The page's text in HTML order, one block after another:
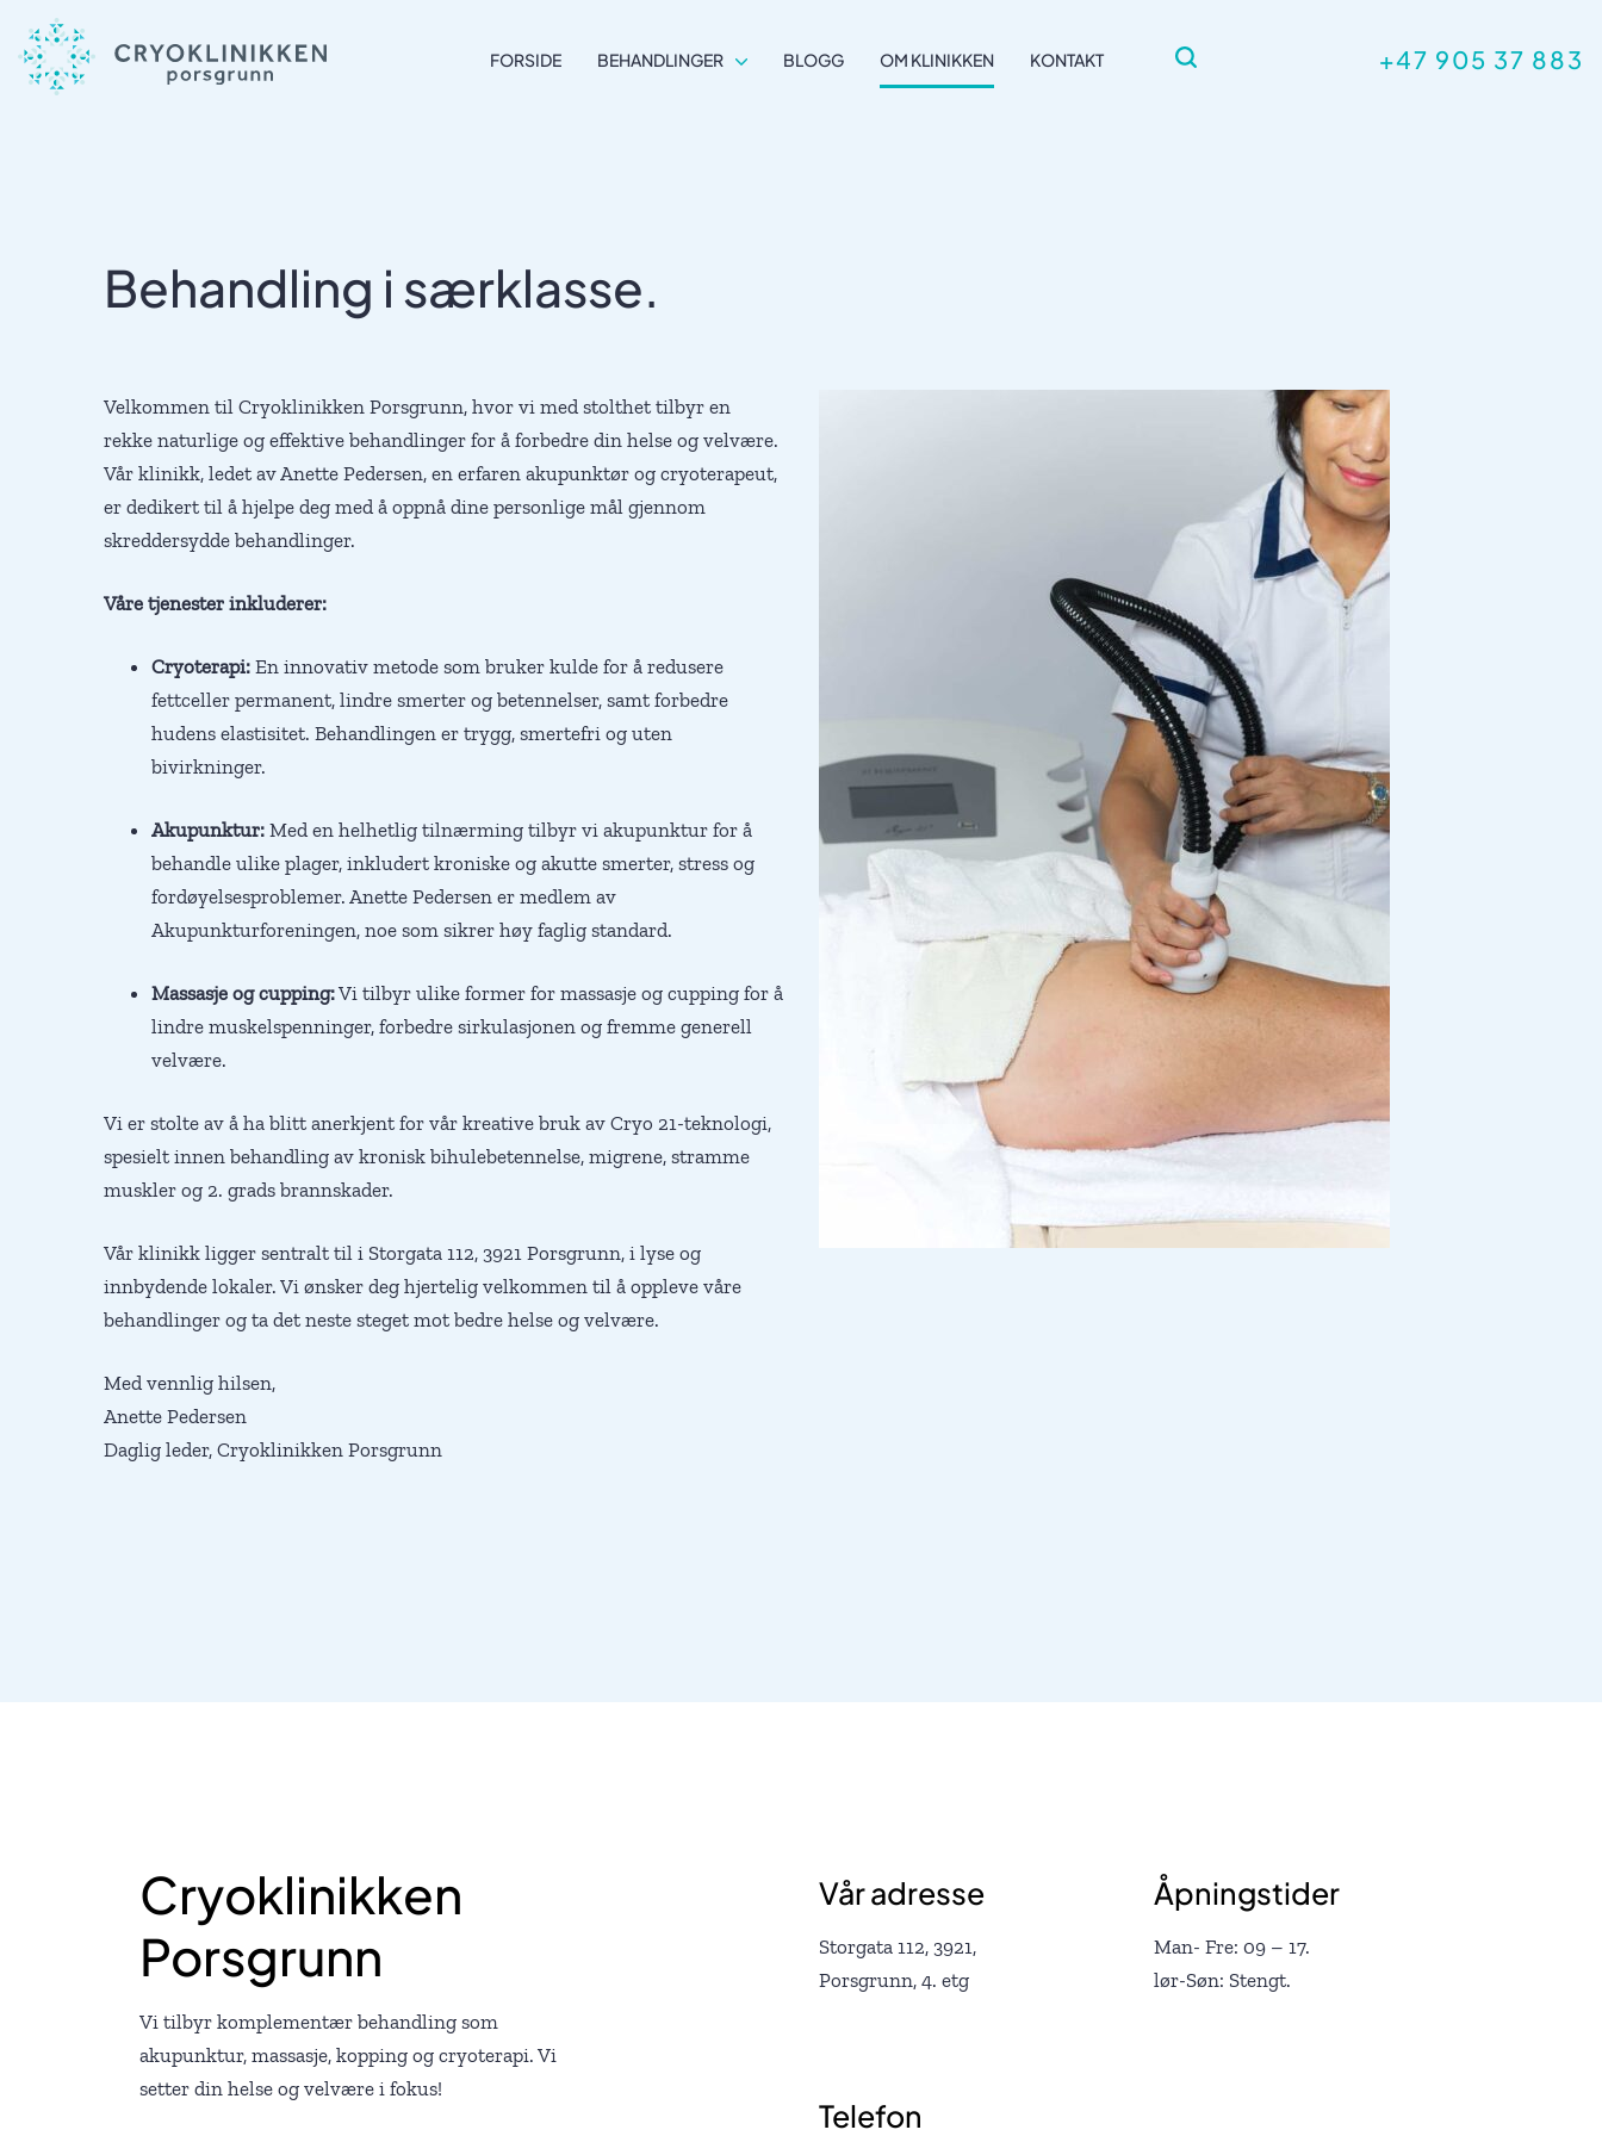
content
FORSIDE BEHANDLINGER BLOGG OM KLINIKKEN KONTAKT +47 905 37 883
Behandling i særklasse.
Velkommen til Cryoklinikken Porsgrunn, hvor vi med stolthet tilbyr en
rekke naturlige og effektive behandlinger for å forbedre din helse og velvære.
Vår klinikk, ledet av Anette Pedersen, en erfaren akupunktør og cryoterapeut,
er dedikert til å hjelpe deg med å oppnå dine personlige mål gjennom
skreddersydde behandlinger.
Våre tjenester inkluderer:
Cryoterapi: En innovativ metode som bruker kulde for å redusere
fettceller permanent, lindre smerter og betennelser, samt forbedre
hudens elastisitet. Behandlingen er trygg, smertefri og uten
bivirkninger.
Akupunktur: Med en helhetlig tilnærming tilbyr vi akupunktur for å
behandle ulike plager, inkludert kroniske og akutte smerter, stress og
fordøyelsesproblemer. Anette Pedersen er medlem av
Akupunkturforeningen, noe som sikrer høy faglig standard.
Massasje og cupping:Vi tilbyr ulike former for massasje og cupping for å
lindre muskelspenninger, forbedre sirkulasjonen og fremme generell
velvære.
Vi er stolte av å ha blitt anerkjent for vår kreative bruk av Cryo 21-teknologi,
spesielt innen behandling av kronisk bihulebetennelse, migrene, stramme
muskler og 2. grads brannskader.
Vår klinikk ligger sentralt til i Storgata 112, 3921 Porsgrunn, i lyse og
innbydende lokaler. Vi ønsker deg hjertelig velkommen til å oppleve våre
behandlinger og ta det neste steget mot bedre helse og velvære.
Med vennlig hilsen,
Anette Pedersen
Daglig leder, Cryoklinikken Porsgrunn
Cryoklinikken
Porsgrunn
Vi tilbyr komplementær behandling som
akupunktur, massasje, kopping og cryoterapi. Vi
setter din helse og velvære i fokus!
Vår adresse
Storgata 112, 3921,
Porsgrunn, 4. etg
Åpningstider
Man- Fre: 09 – 17.
lør-Søn: Stengt.
Telefon